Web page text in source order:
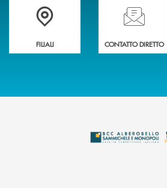
Trova la filiale più vicina a te
FILIALI
Hai bisogno di
CONTATTO DIRETTO